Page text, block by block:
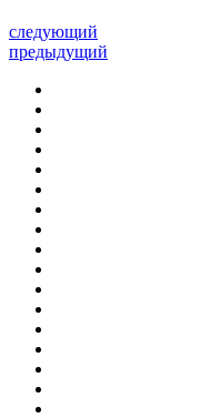
следующий
предыдущий